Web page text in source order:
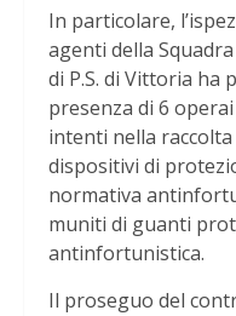
In particolare,
agenti della
di P.S. di Vittoria ha
presenza di 6
intenti nella
dispositivi di
normativa
muniti di guanti
antinfortunistica.
Il proseguo del